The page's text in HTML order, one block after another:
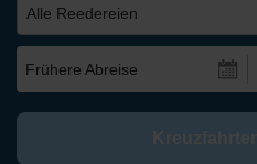
Alle Reedereien
Frühere Abreise